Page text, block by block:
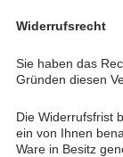
Widerrufsrecht
Sie haben das
Gründen diesen
Die Widerrufsfrist
ein von Ihnen
Ware in Besitz